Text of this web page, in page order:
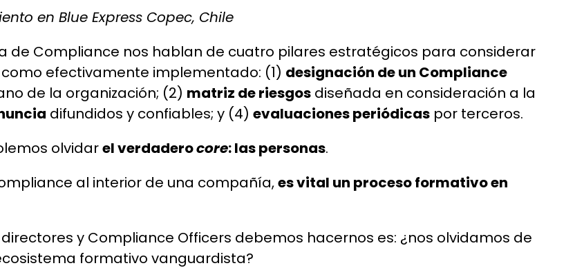
en Blue Express Copec, Chile
de Compliance nos hablan de cuatro pilares estratégicos para considerar
efectivamente implementado: (1) designación de un Compliance
de la organización; (2) matriz de riesgos diseñada en consideración a la
difundidos y confiables; y (4)evaluaciones periódicas por terceros.
olvidarel verdaderocore: las personas.
al interior de una compañía,es vital un proceso formativo en
y Compliance Officers debemos hacernos es: ¿nos olvidamos de
formativo vanguardista?